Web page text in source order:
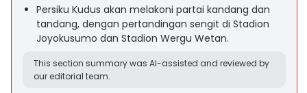
Persiku Kudus akan melakoni partai kandang dan
tandang, dengan pertandingan sengit di Stadion
Joyokusumo dan Stadion Wergu Wetan.
This section summary was AI-assisted and reviewed by
our editorial team.